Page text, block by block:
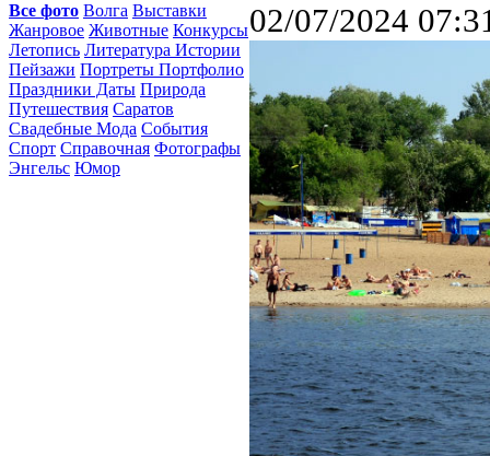
Все фото Волга Выставки
Жанровое Животные Конкурсы
Летопись Литература Истории
Пейзажи Портреты Портфолио
Праздники Даты Природа
Путешествия Саратов
Свадебные Мода События
Спорт Справочная Фотографы
Энгельс Юмор
02/07/2024